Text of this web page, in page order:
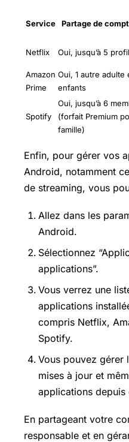
Service Partage de
Netflix Oui, jusqu’à 5
Amazon
Prime
Oui, 1 autre adulte
enfants
Spotify
Oui, jusqu’à 6
(forfait Premium
famille)
Enfin, pour gérer vos
Android, notamment
de streaming, vous
Allez dans les
Android.
Sélectionnez
applications”.
Vous verrez une
applications
compris Netflix,
Spotify.
Vous pouvez gérer
mises à jour et
applications depuis
En partageant votre
responsable et en